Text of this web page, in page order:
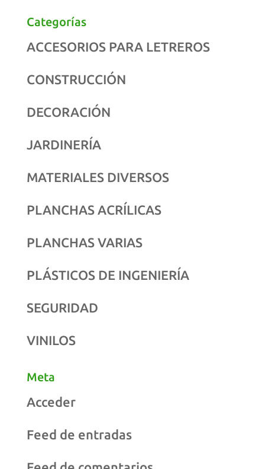
Categorías
ACCESORIOS PARA LETREROS
CONSTRUCCIÓN
DECORACIÓN
JARDINERÍA
MATERIALES DIVERSOS
PLANCHAS ACRÍLICAS
PLANCHAS VARIAS
PLÁSTICOS DE INGENIERÍA
SEGURIDAD
VINILOS
Meta
Acceder
Feed de entradas